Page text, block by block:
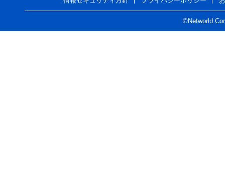
©Networld